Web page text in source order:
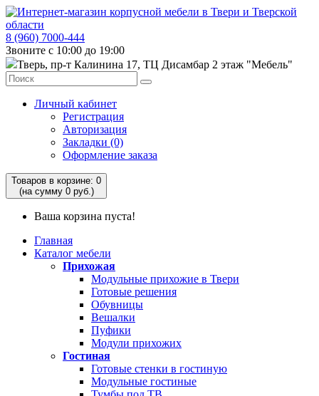
8 (960) 7000-444
Звоните с 10:00 до 19:00
Тверь, пр-т Калинина 17, ТЦ Дисамбар 2 этаж "Мебель"
Личный кабинет
Регистрация
Авторизация
Закладки (0)
Оформление заказа
Товаров в корзине: 0
(на сумму 0 руб.)
Ваша корзина пуста!
Главная
Каталог мебели
Прихожая
Модульные прихожие в Твери
Готовые решения
Обувницы
Вешалки
Пуфики
Модули прихожих
Гостиная
Готовые стенки в гостиную
Модульные гостиные